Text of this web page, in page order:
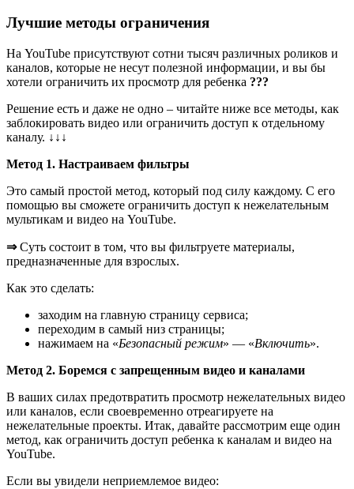
Лучшие методы ограничения
На YouTube присутствуют сотни тысяч различных роликов и
каналов, которые не несут полезной информации, и вы бы
хотели ограничить их просмотр для ребенка ???
Решение есть и даже не одно – читайте ниже все методы, как
заблокировать видео или ограничить доступ к отдельному
каналу. ↓↓↓
Метод 1. Настраиваем фильтры
Это самый простой метод, который под силу каждому. С его
помощью вы сможете ограничить доступ к нежелательным
мультикам и видео на YouTube.
⇒Суть состоит в том, что вы фильтруете материалы,
предназначенные для взрослых.
Как это сделать:
заходим на главную страницу сервиса;
переходим в самый низ страницы;
нажимаем на «Безопасный режим» — «Включить».
Метод 2. Боремся с запрещенным видео и каналами
В ваших силах предотвратить просмотр нежелательных видео
или каналов, если своевременно отреагируете на
нежелательные проекты. Итак, давайте рассмотрим еще один
метод, как ограничить доступ ребенка к каналам и видео на
YouTube.
Если вы увидели неприемлемое видео: